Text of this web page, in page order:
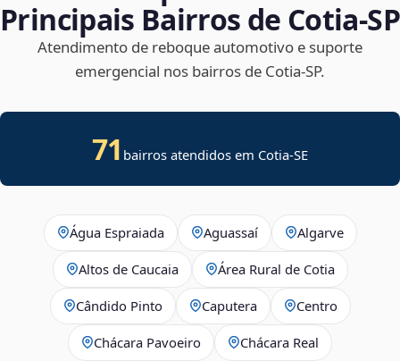
Principais Bairros de Cotia‑SP
Atendimento de reboque automotivo e suporte
emergencial nos bairros de Cotia‑SP.
71 bairros atendidos em Cotia-SE
Água Espraiada Aguassaí Algarve
Altos de Caucaia Área Rural de Cotia
Cândido Pinto Caputera Centro
Chácara Pavoeiro Chácara Real